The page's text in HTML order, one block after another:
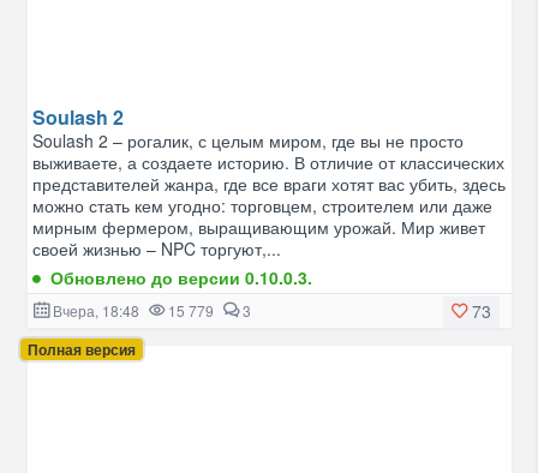
Soulash 2
Soulash 2 – рогалик, с целым миром, где вы не просто
выживаете, а создаете историю. В отличие от классических
представителей жанра, где все враги хотят вас убить, здесь
можно стать кем угодно: торговцем, строителем или даже
мирным фермером, выращивающим урожай. Мир живет
своей жизнью – NPC торгуют,...
Обновлено до версии 0.10.0.3.
73
Вчера, 18:48 15 779 3
Полная версия